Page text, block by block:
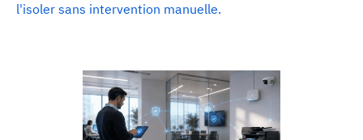
l'isoler sans intervention manuelle.